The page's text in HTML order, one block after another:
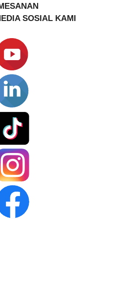
SOSIAL KAMI